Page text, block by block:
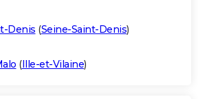
Denis (Seine-Saint-Denis)
(Ille-et-Vilaine)